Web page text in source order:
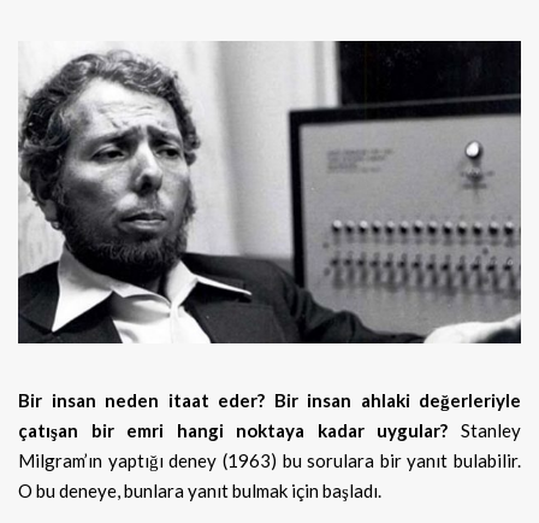
Bir insan neden itaat eder? Bir insan ahlaki değerleriyle
çatışan bir emri hangi noktaya kadar uygular? Stanley
Milgram’ın yaptığıdeney (1963) bu sorulara bir yanıt bulabilir.
O bu deneye, bunlara yanıt bulmak için başladı.